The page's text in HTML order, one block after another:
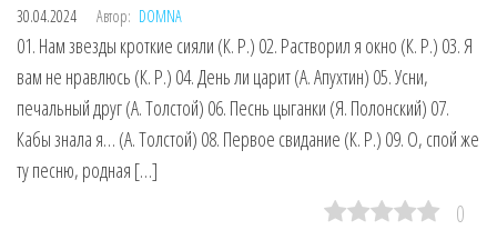
30.04.2024 Автор: DOMNA
01. Нам звезды кроткие сияли (К. Р.) 02. Растворил я окно (К. Р.) 03. Я
вам не нравлюсь (К. Р.) 04. День ли царит (А. Апухтин) 05. Усни,
печальный друг (А. Толстой) 06. Песнь цыганки (Я. Полонский) 07.
Кабы знала я… (А. Толстой) 08. Первое свидание (К. Р.) 09. О, спой же
ту песню, родная […]
0